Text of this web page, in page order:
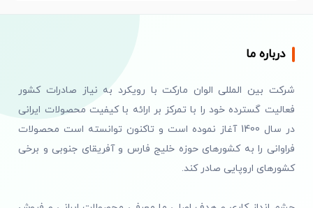
درباره ما
شرکت بین المللی الوان مارکت با رویکرد به نیاز صادرات کشور
فعالیت گسترده خود را با تمرکز بر ارائه با کیفیت محصولات ایرانی
در سال 1400 آغاز نموده است و تاکنون توانسته است محصولات
فراوانی را به کشورهای حوزه خلیج فارس و آفریقای جنوبی و برخی
کشورهای اروپایی صادر کند.